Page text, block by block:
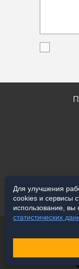
Для улучшения
cookies и сервисы
использование, вы
статистических